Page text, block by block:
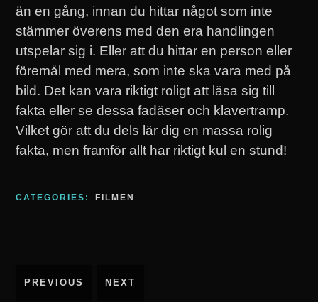
än en gång, innan du hittar något som inte
stämmer överens med den era handlingen
utspelar sig i. Eller att du hittar en person eller
föremål med mera, som inte ska vara med på
bild. Det kan vara riktigt roligt att läsa sig till
fakta eller se dessa fadäser och klavertramp.
Vilket gör att du dels lär dig en massa rolig
fakta, men framför allt har riktigt kul en stund!
CATEGORIES: FILMEN
Inläggsnavigering
PREVIOUS NEXT